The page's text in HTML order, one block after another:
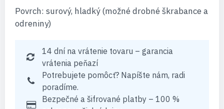
Povrch: surový, hladký (možné drobné škrabance a
odreniny)
14 dní na vrátenie tovaru – garancia
vrátenia peňazí
Potrebujete pomôcť? Napíšte nám, radi
poradíme.
Bezpečné a šifrované platby – 100 %